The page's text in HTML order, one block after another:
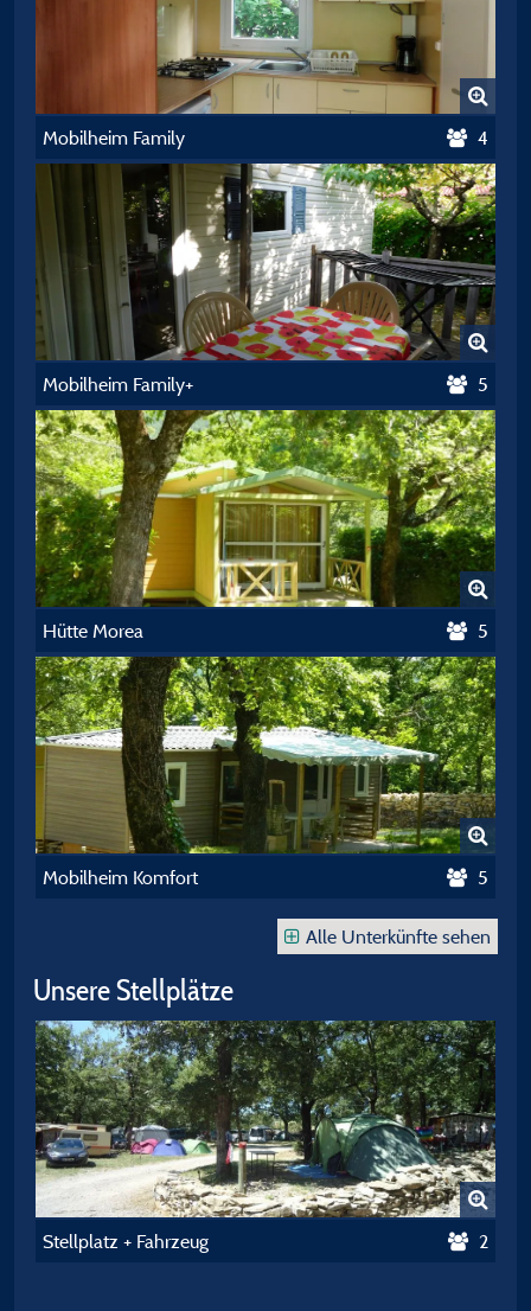
Mobilheim Family 4
Mobilheim Family+ 5
Hütte Morea 5
Mobilheim Komfort 5
Alle Unterkünfte sehen
Unsere Stellplätze
Stellplatz + Fahrzeug 2